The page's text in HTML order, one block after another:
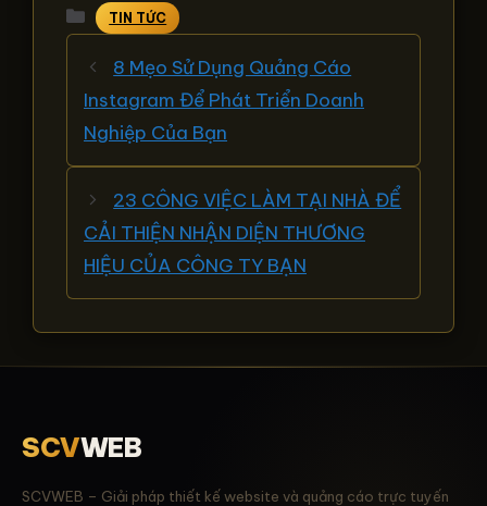
Danh
mục
TIN TỨC
8 Mẹo Sử Dụng Quảng Cáo
Instagram Để Phát Triển Doanh
Nghiệp Của Bạn
23 CÔNG VIỆC LÀM TẠI NHÀ ĐỂ
CẢI THIỆN NHẬN DIỆN THƯƠNG
HIỆU CỦA CÔNG TY BẠN
SCVWEB
SCVWEB – Giải pháp thiết kế website và quảng cáo trực tuyến